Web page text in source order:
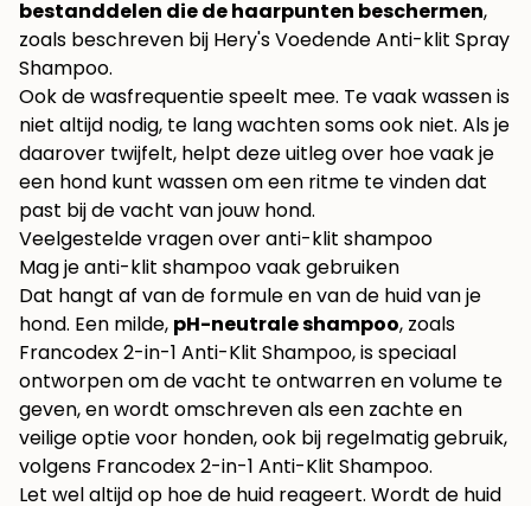
bestanddelen die de haarpunten beschermen,
zoals beschreven bij Hery's Voedende Anti-klit Spray
Shampoo.
Ook de wasfrequentie speelt mee. Te vaak wassen is
niet altijd nodig, te lang wachten soms ook niet. Als je
daarover twijfelt, helpt deze uitleg over hoe vaak je
een hond kunt wassenom een ritme te vinden dat
past bij de vacht van jouw hond.
Veelgestelde vragen over anti-klit shampoo
Mag je anti-klit shampoo vaak gebruiken
Dat hangt af van de formule en van de huid van je
hond. Een milde, pH-neutrale shampoo, zoals
Francodex 2-in-1 Anti-Klit Shampoo, is speciaal
ontworpen om de vacht te ontwarren en volume te
geven, en wordt omschreven als een zachte en
veilige optie voor honden, ook bij regelmatig gebruik,
volgens Francodex 2-in-1 Anti-Klit Shampoo.
Let wel altijd op hoe de huid reageert. Wordt de huid